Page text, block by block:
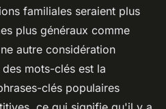
familiales seraient plus
plus généraux comme
autre considération
mots-clés est la
clés populaires